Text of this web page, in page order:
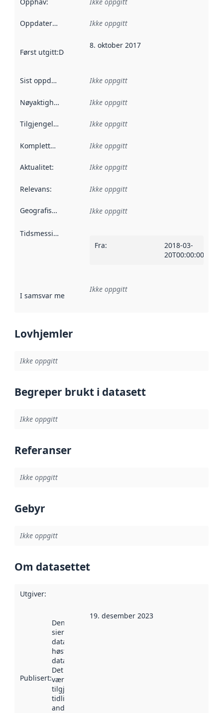
Oppdateringsfrekvens :
Ikke oppgitt
Først utgitt:Denne datoen sier når dataene i dette
8. oktober 2017
Sist oppdatert Ikke oppgitt
Nøyaktighet Ikke oppgitt
Tilgjengelighet Ikke oppgitt
Kompletthet Ikke oppgitt
Aktualitet: Ikke oppgitt
Relevans: Ikke oppgitt
Geografisk avgrensning :
Ikke oppgitt
Tidsmessig avgrensning
Fra:
2018-03-
20T00:00:00Z
I samsvar med Referanse til en implementasjonsregel
Ikke oppgitt
Lovhjemler
Ikke oppgitt
Begreper brukt i datasett
Ikke oppgitt
Referanser
Ikke oppgitt
Gebyr
Ikke oppgitt
Om datasettet
Utgiver:
Publisert:
Denne datoen
sier når
datasettet ble
høstet av
data.norge.no.
Det kan ha
vært
tilgjengelig
tidligere
andre steder.
19. desember 2023